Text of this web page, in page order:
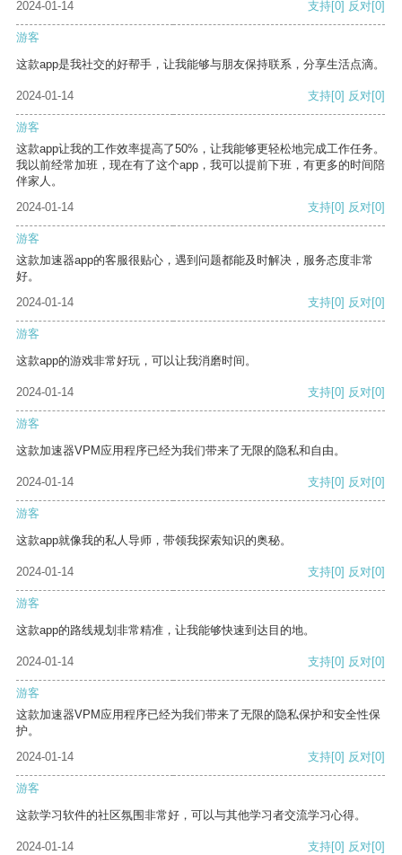
2024-01-14 支持[0] 反对[0]
游客
这款app是我社交的好帮手，让我能够与朋友保持联系，分享生活点滴。
2024-01-14 支持[0] 反对[0]
游客
这款app让我的工作效率提高了50%，让我能够更轻松地完成工作任务。
我以前经常加班，现在有了这个app，我可以提前下班，有更多的时间陪
伴家人。
2024-01-14
支持[0] 反对[0]
游客
这款加速器app的客服很贴心，遇到问题都能及时解决，服务态度非常
好。
2024-01-14
支持[0] 反对[0]
游客
这款app的游戏非常好玩，可以让我消磨时间。
2024-01-14 支持[0] 反对[0]
游客
这款加速器VPM应用程序已经为我们带来了无限的隐私和自由。
2024-01-14 支持[0] 反对[0]
游客
这款app就像我的私人导师，带领我探索知识的奥秘。
2024-01-14 支持[0] 反对[0]
游客
这款app的路线规划非常精准，让我能够快速到达目的地。
2024-01-14 支持[0] 反对[0]
游客
这款加速器VPM应用程序已经为我们带来了无限的隐私保护和安全性保
护。
2024-01-14
支持[0] 反对[0]
游客
这款学习软件的社区氛围非常好，可以与其他学习者交流学习心得。
2024-01-14 支持[0] 反对[0]